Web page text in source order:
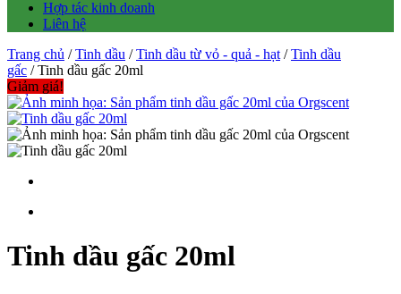
Hợp tác kinh doanh
Liên hệ
Trang chủ /Tinh dầu /Tinh dầu từ vỏ - quả - hạt/Tinh dầu
gấc / Tinh dầu gấc 20ml
Giảm giá!
Tinh dầu gấc 20ml